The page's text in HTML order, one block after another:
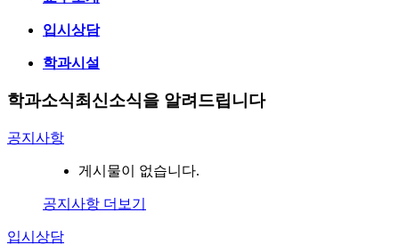
입시상담
학과시설
학과소식최신소식을 알려드립니다
공지사항
게시물이 없습니다.
공지사항 더보기
입시상담